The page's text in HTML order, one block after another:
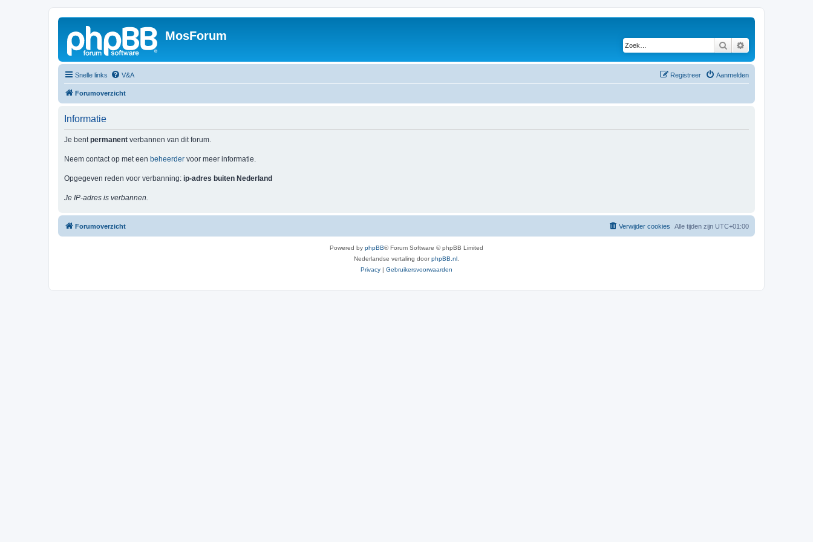
MosForum
Zoek
Snelle links V&A Aanmelden
Registreer
Forumoverzicht
Informatie
Je bentpermanent verbannen van dit forum.
Neem contact op met een beheerder voor meer informatie.
Opgegeven reden voor verbanning: ip-adres buiten Nederland
Je IP-adres is verbannen.
Forumoverzicht Alle tijden zijn UTC+01:00
Verwijder cookies
Powered by phpBB® Forum Software © phpBB Limited
Nederlandse vertaling doorphpBB.nl
Privacy | Gebruikersvoorwaarden